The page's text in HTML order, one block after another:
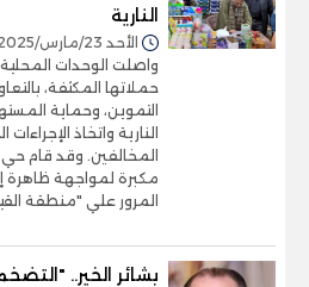
النارية
الأحد 23/مارس/2025 - 03:17 م
واصلت الوحدات المحلية
حملاتها المكثفة،
التموين، وحماية
النارية واتخاذ
المخالفين. وقد قام
مكبرة لمواجهة ظاهرة
المرور علي "منطقة
بشائر الخير..